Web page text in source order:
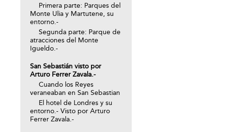
Primera parte: Parques del
Monte Ulia y Martutene, su
entorno.-
Segunda parte: Parque de
atracciones del Monte
Igueldo.-
San Sebastián visto por
Arturo Ferrer Zavala.-
Cuando los Reyes
veraneaban en San Sebastian
El hotel de Londres y su
entorno.- Visto por Arturo
Ferrer Zavala.-